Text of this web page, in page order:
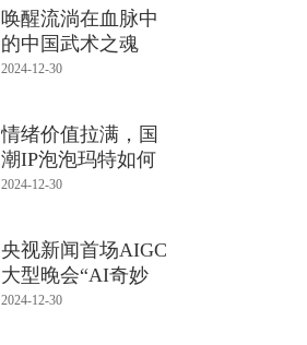
唤醒流淌在血脉中
的中国武术之魂
2024-12-30
情绪价值拉满，国
潮IP泡泡玛特如何
俘获年轻人
2024-12-30
央视新闻首场AIGC
大型晚会“AI奇妙
夜”即将
2024-12-30